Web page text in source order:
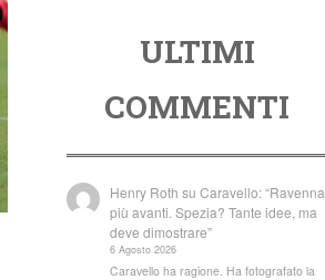
ULTIMI
COMMENTI
Henry Roth suCaravello: “Ravenna
più avanti. Spezia? Tante idee, ma
deve dimostrare”
6 Agosto 2026
Caravello ha ragione. Ha fotografato la